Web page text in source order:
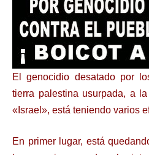
El genocidio desatado por
tierra palestina usurpada, a
«Israel», está teniendo varios
En primer lugar, está